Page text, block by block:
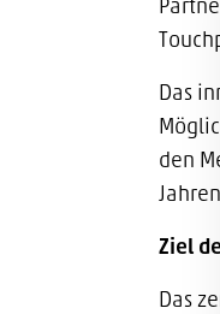
Das
den
Ziel
Das